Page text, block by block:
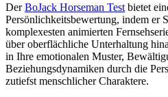
DerBoJack Horseman Test bietet
Persönlichkeitsbewertung, indem er
komplexesten animierten
über oberflächliche Unterhaltung
in Ihre emotionalen Muster,
Beziehungsdynamiken durch die
zutiefst menschlicher Charaktere.